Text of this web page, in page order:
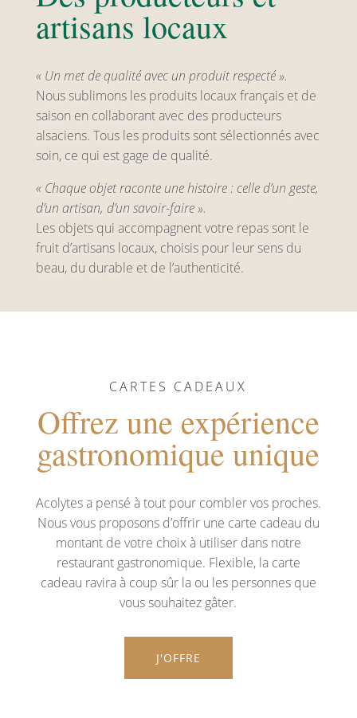
artisans locaux
« Un met de qualité avec un produit respecté ».
Nous sublimons les produits locaux français et de
saison en collaborant avec des producteurs
alsaciens. Tous les produits sont sélectionnés avec
soin, ce qui est gage de qualité.
« Chaque objet raconte une histoire : celle d’un geste,
d’un artisan, d’un savoir-faire ».
Les objets qui accompagnent votre repas sont le
fruit d’artisans locaux, choisis pour leur sens du
beau, du durable et de l’authenticité.
CARTES CADEAUX
Offrez une expérience
gastronomique unique
Acolytes a pensé à tout pour combler vos proches.
Nous vous proposons d’offrir une carte cadeau du
montant de votre choix à utiliser dans notre
restaurant gastronomique. Flexible, la carte
cadeau ravira à coup sûr la ou les personnes que
vous souhaitez gâter.
J'OFFRE